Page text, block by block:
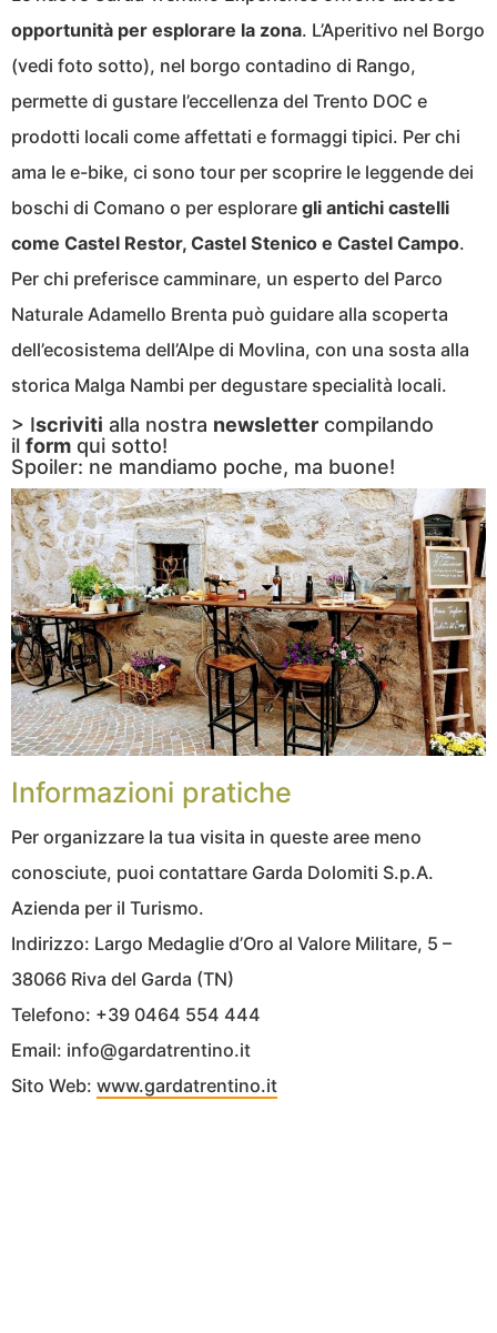
opportunità per esplorare la zona. L’Aperitivo nel Borgo
(vedi foto sotto), nel borgo contadino di Rango,
permette di gustare l’eccellenza del Trento DOC e
prodotti locali come affettati e formaggi tipici. Per chi
ama le e-bike, ci sono tour per scoprire le leggende dei
boschi di Comano o per esplorare gli antichi castelli
come Castel Restor, Castel Stenico e Castel Campo.
Per chi preferisce camminare, un esperto del Parco
Naturale Adamello Brenta può guidare alla scoperta
dell’ecosistema dell’Alpe di Movlina, con una sosta alla
storica Malga Nambi per degustare specialità locali.
> Iscriviti alla nostra newsletter compilando
il form qui sotto!
Spoiler: ne mandiamo poche, ma buone!
Informazioni pratiche
Per organizzare la tua visita in queste aree meno
conosciute, puoi contattare Garda Dolomiti S.p.A.
Azienda per il Turismo.
Indirizzo: Largo Medaglie d’Oro al Valore Militare, 5 –
38066 Riva del Garda (TN)
Telefono: +39 0464 554 444
Email: info@gardatrentino.it
Sito Web: www.gardatrentino.it